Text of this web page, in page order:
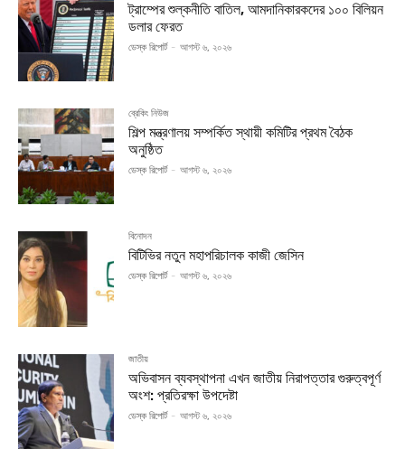
ট্রাম্পের শুল্কনীতি বাতিল, আমদানিকারকদের ১০০ বিলিয়ন
ডলার ফেরত
ডেস্ক রিপোর্ট - আগস্ট ৬, ২০২৬
ব্রেকিং নিউজ
শিল্প মন্ত্রণালয় সম্পর্কিত স্থায়ী কমিটির প্রথম বৈঠক
অনুষ্ঠিত
ডেস্ক রিপোর্ট - আগস্ট ৬, ২০২৬
বিনোদন
বিটিভির নতুন মহাপরিচালক কাজী জেসিন
ডেস্ক রিপোর্ট - আগস্ট ৬, ২০২৬
জাতীয়
অভিবাসন ব্যবস্থাপনা এখন জাতীয় নিরাপত্তার গুরুত্বপূর্ণ
অংশ: প্রতিরক্ষা উপদেষ্টা
ডেস্ক রিপোর্ট - আগস্ট ৬, ২০২৬